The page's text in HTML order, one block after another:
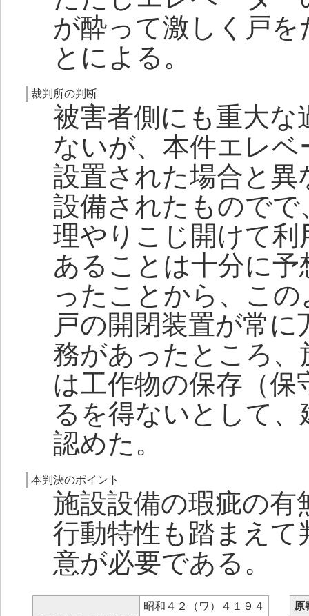
が酔って激しく戸
とによる。
裁判所の判断
被害者側にも重大
ないが、本件エレ
設置された場合と
設備されたもので
理やりこじ開けて
あることは十分に
ったことから、こ
戸の開閉装置が常
務があったところ
は工作物の保存（
るを得ないとして
認めた。
本判決のポイント
施設設備の瑕疵の有
行動特性も踏まえ
意が必要である。
昭和４２（ワ）４１９４
原